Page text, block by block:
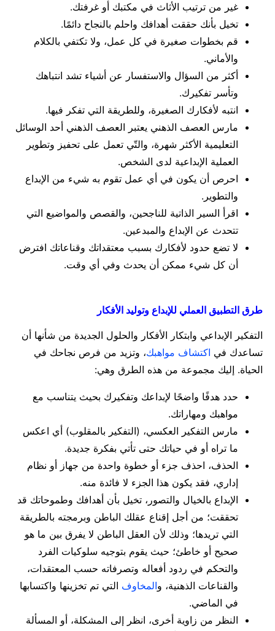
غير من ترتيب الأثاث في مكتبك أو غرفتك.
تخيل بأنك حققت أهدافك واحلم بالنجاح دائمًا.
قم بخطوات صغيرة في كل عمل، ولا تكتفي بالكلام
والأماني.
أكثر من السؤال والاستفسار عن أشياء تشد انتباهك
وتأسر تفكيرك.
انتبه لأفكارك الصغيرة، وللطريقة التي تفكر فيها.
مارس العصف الذهني يعتبر العصف الذهني أحد الوسائل
التعليمية الأكثر شهرة، والتّي تعمل على تحفيز وتطوير
العملية الإبداعية لدى الشخص.
احرص أن يكون في أي عمل تقوم به شيء من الإبداع
والتطوير.
اقرأ السير الذاتية للناجحين، والقصص والمواضيع التي
تتحدث عن الإبداع والمبدعين.
لا تضع حدود لأفكارك بسبب معتقداتك وقناعاتك افترض
أن كل شيء ممكن أن يحدث وفي أي وقت.
طرق التطبيق العملي للإبداع وتوليد الأفكار
التفكير الإبداعي وابتكار الأفكار والحلول الجديدة من شأنها أن
تساعدك في اكتشاف مواهبك، وتزيد من فرص نجاحك في
الحياة. إليك مجموعة من هذه الطرق وهي:
حدد هدفًا واضحًا لإبداعك وتفكيرك بحيث يتناسب مع
مواهبك ومهاراتك.
مارس التفكير العكسي، (التفكير بالمقلوب) أي اعكس
ما تراه أو في حياتك حتى تأتي بفكرة جديدة.
الحذف، احذف جزء أو خطوة واحدة من جهاز أو نظام
إداري، فقد يكون هذا الجزء لا فائدة منه.
الإبداع بالخيال والتصور، تخيل بأن أهدافك وطموحاتك قد
تحققت؛ من أجل إقناع عقلك الباطن وبرمجته بالطريقة
التي تريدها؛ وذلك لأن العقل الباطن لا يفرق بين ما هو
صحيح أو خاطئ؛ حيث يقوم بتوجيه سلوكيات الفرد
والتحكم في ردود أفعاله وتصرفاته حسب المعتقدات،
والقناعات الذهنية، والمخاوف التي تم تخزينها واكتسابها
في الماضي.
النظر من زاوية أخرى، انظر إلى المشكلة، أو المسألة